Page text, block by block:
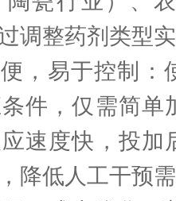
调整药剂类型
，易于控制：
件，仅需简单
速度快，投加
降低人工干预需